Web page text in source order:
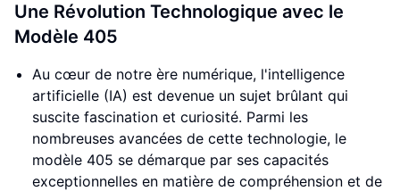
Une Révolution Technologique avec le
Modèle 405
Au cœur de notre ère numérique, l'intelligence
artificielle (IA) est devenue un sujet brûlant qui
suscite fascination et curiosité. Parmi les
nombreuses avancées de cette technologie, le
modèle 405 se démarque par ses capacités
exceptionnelles en matière de compréhension et de